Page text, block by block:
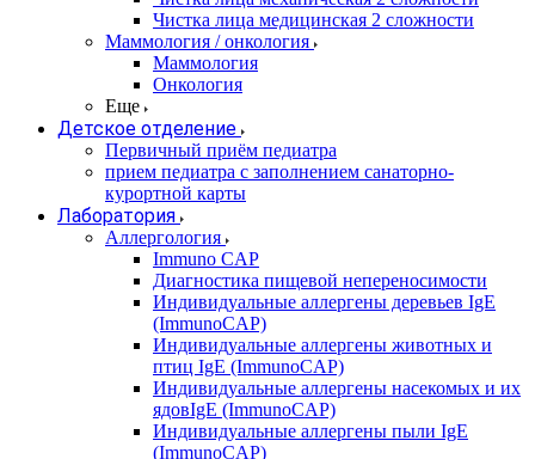
Чистка лица медицинская 2 сложности
Маммология / онкология
Маммология
Онкология
Еще
Детское отделение
Первичный приём педиатра
прием педиатра с заполнением санаторно-
курортной карты
Лаборатория
Аллергология
Immuno CAP
Диагностика пищевой непереносимости
Индивидуальные аллергены деревьев IgE
(ImmunoCAP)
Индивидуальные аллергены животных и
птиц IgE (ImmunoCAP)
Индивидуальные аллергены насекомых и их
ядовIgE (ImmunoCAP)
Индивидуальные аллергены пыли IgE
(ImmunoCAP)